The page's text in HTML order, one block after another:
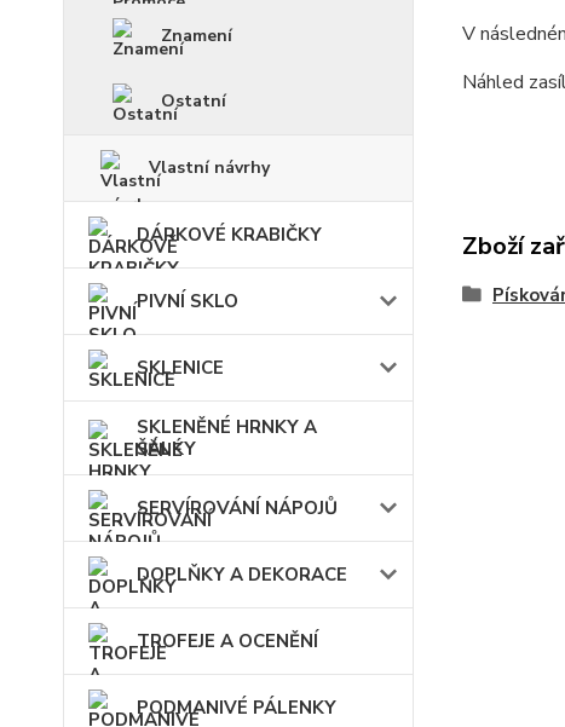
Znamení
Ostatní
Vlastní návrhy
DÁRKOVÉ KRABIČKY
PIVNÍ SKLO
SKLENICE
SKLENĚNÉ HRNKY A
ŠÁLKY
SERVÍROVÁNÍ NÁPOJŮ
DOPLŇKY A DEKORACE
TROFEJE A OCENĚNÍ
PODMANIVÉ PÁLENKY
V
Náhled
Zboží